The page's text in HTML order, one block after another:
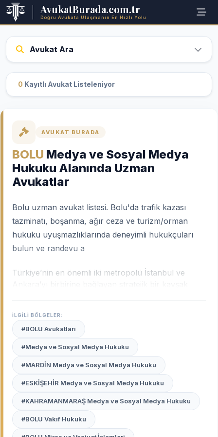
AvukatBurada.com.tr
Doğru Avukata Ulaşmanın En Hızlı Yolu
Avukat Ara
0 Kayıtlı Avukat Listeleniyor
AVUKAT BURADA
BOLU Medya ve Sosyal Medya
Hukuku Alanında Uzman
Avukatlar
Bolu uzman avukat listesi. Bolu'da trafik kazası
tazminatı, boşanma, ağır ceza ve turizm/orman
hukuku uyuşmazlıklarında deneyimli hukukçuları
bulun ve randevu a
Türkiye’nin en önemli iki metropolü İstanbul ve
yapıya sahiptir. Bolu’nun bu yapısı; trafik kazası
tazminatlarından orman hukuku uyuşmazlıklarına,
turizm işletme davalarından aile hukukuna kadar
geniş bir sahada yerel tecrübe gerektirir.
uzman avukatları, şehrin bu karakteristik yapısını,
yerel adli pratikleri ve Bolu Adliyesi’nin işleyişini en
iyi bilen profesyonellerdir.
Avukat Burada
platformu, Bolu merkez ve
ilçelerinde (Gerede, Mudurnu, Mengen vb.)
haklarınızı en etkili şekilde savunacak, deneyimli ve
İLGİLİ BÖLGELER:
#BOLU Avukatları
#Medya ve Sosyal Medya Hukuku
#MARDİN Medya ve Sosyal Medya Hukuku
#ESKİŞEHİR Medya ve Sosyal Medya Hukuku
#KAHRAMANMARAŞ Medya ve Sosyal Medya Hukuku
#BOLU Vakıf Hukuku